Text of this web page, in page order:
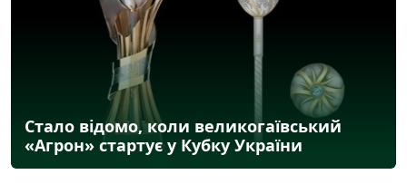
Стало відомо, коли великогаївський
«Агрон» стартує у Кубку України